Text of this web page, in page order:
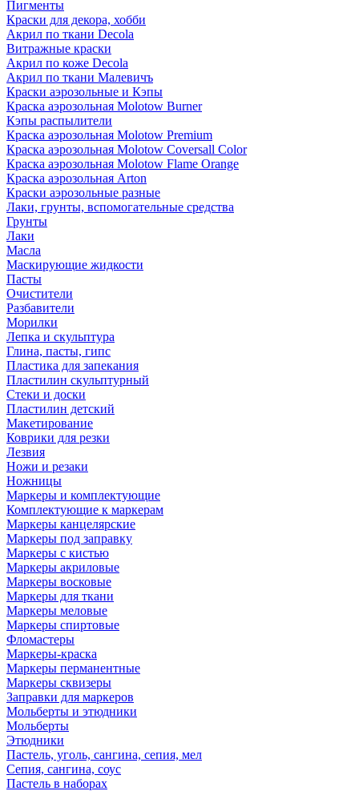
Пигменты
Краски для декора, хобби
Акрил по ткани Decola
Витражные краски
Акрил по коже Decola
Акрил по ткани Малевичъ
Краски аэрозольные и Кэпы
Краска аэрозольная Molotow Burner
Кэпы распылители
Краска аэрозольная Molotow Premium
Краска аэрозольная Molotow Coversall Color
Краска аэрозольная Molotow Flame Orange
Краска аэрозольная Arton
Краски аэрозольные разные
Лаки, грунты, вспомогательные средства
Грунты
Лаки
Масла
Маскирующие жидкости
Пасты
Очистители
Разбавители
Морилки
Лепка и скульптура
Глина, пасты, гипс
Пластика для запекания
Пластилин скульптурный
Стеки и доски
Пластилин детский
Макетирование
Коврики для резки
Лезвия
Ножи и резаки
Ножницы
Маркеры и комплектующие
Комплектующие к маркерам
Маркеры канцелярские
Маркеры под заправку
Маркеры с кистью
Маркеры акриловые
Маркеры восковые
Маркеры для ткани
Маркеры меловые
Маркеры спиртовые
Фломастеры
Маркеры-краска
Маркеры перманентные
Маркеры сквизеры
Заправки для маркеров
Мольберты и этюдники
Мольберты
Этюдники
Пастель, уголь, сангина, сепия, мел
Сепия, сангина, соус
Пастель в наборах